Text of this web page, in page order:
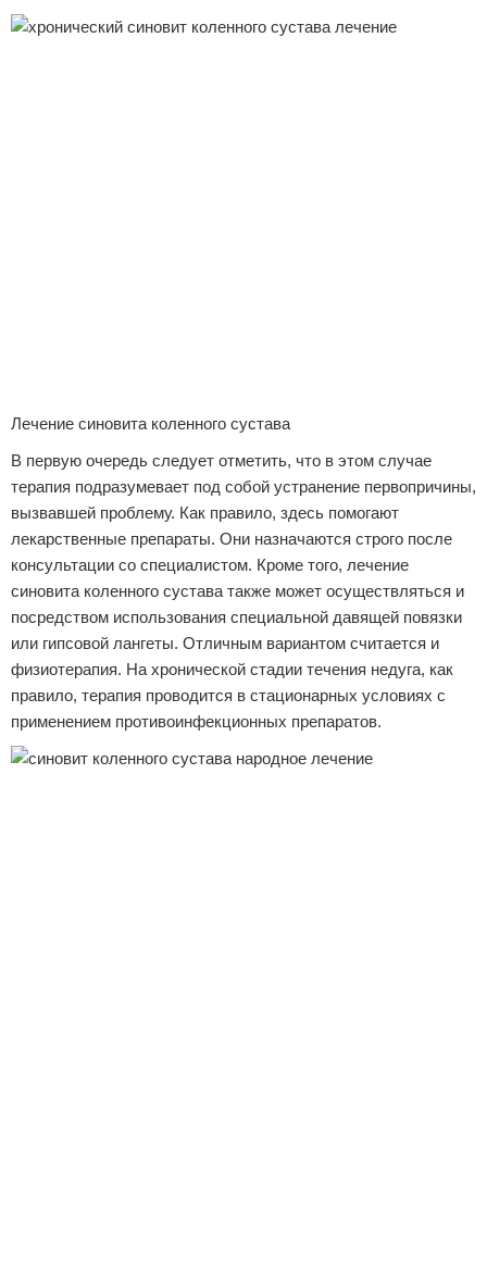
Лечение синовита коленного сустава
В первую очередь следует отметить, что в этом случае
терапия подразумевает под собой устранение первопричины,
вызвавшей проблему. Как правило, здесь помогают
лекарственные препараты. Они назначаются строго после
консультации со специалистом. Кроме того, лечение
синовита коленного сустава также может осуществляться и
посредством использования специальной давящей повязки
или гипсовой лангеты. Отличным вариантом считается и
физиотерапия. На хронической стадии течения недуга, как
правило, терапия проводится в стационарных условиях с
применением противоинфекционных препаратов.